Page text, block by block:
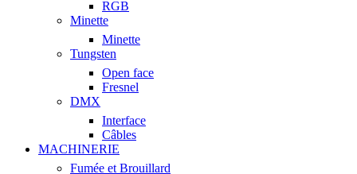
RGB
Minette
Minette
Tungsten
Open face
Fresnel
DMX
Interface
Câbles
MACHINERIE
Fumée et Brouillard